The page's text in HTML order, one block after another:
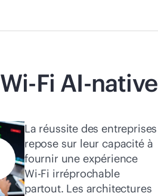
Wi-Fi AI-native
La réussite des entreprises
repose sur leur capacité à
fournir une expérience
Wi-Fi irréprochable
partout. Les architectures